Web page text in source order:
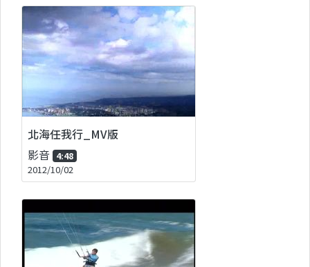
北海任我行_MV版
影音 4:48
2012/10/02